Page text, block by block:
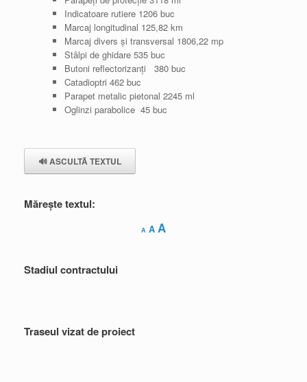
Indicatoare rutiere 1206 buc
Marcaj longitudinal 125,82 km
Marcaj divers și transversal 1806,22 mp
Stâlpi de ghidare 535 buc
Butoni reflectorizanți 380 buc
Catadioptri 462 buc
Parapet metalic pietonal 2245 ml
Oglinzi parabolice 45 buc
🔊 ASCULTĂ TEXTUL
Mărește textul:
A
Decrease
font
A Reset
AIncrease
Stadiul contractului
Traseul vizat de proiect